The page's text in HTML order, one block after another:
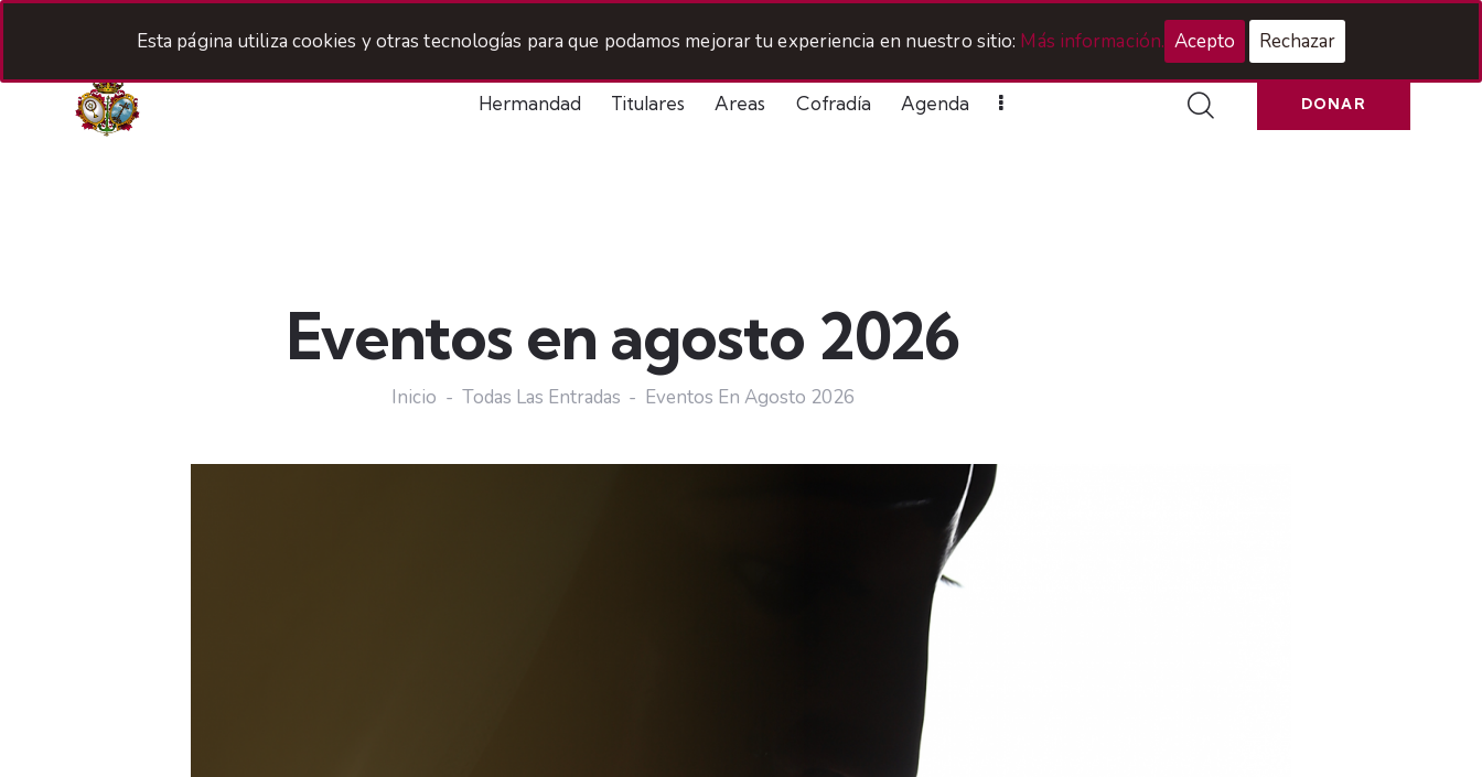
Acceso Hermanos
Hermandad Titulares Areas Cofradía Agenda DONAR
Eventos en agosto 2026
Inicio Todas Las Entradas Eventos En Agosto 2026
Esta página utiliza cookies y otras tecnologías para que podamos mejorar tu experiencia en nuestro sitio: Más información. Acepto Rechazar